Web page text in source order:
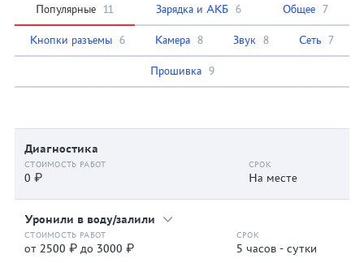
Популярные 11 Зарядка и АКБ 6 Общее 7
Кнопки разъемы 6 Камера 8 Звук 8 Сеть 7
Прошивка 9
Диагностика
0 ₽ На месте
Уронили в воду/залили
от 2500 ₽ до 3000 ₽ 5 часов - сутки